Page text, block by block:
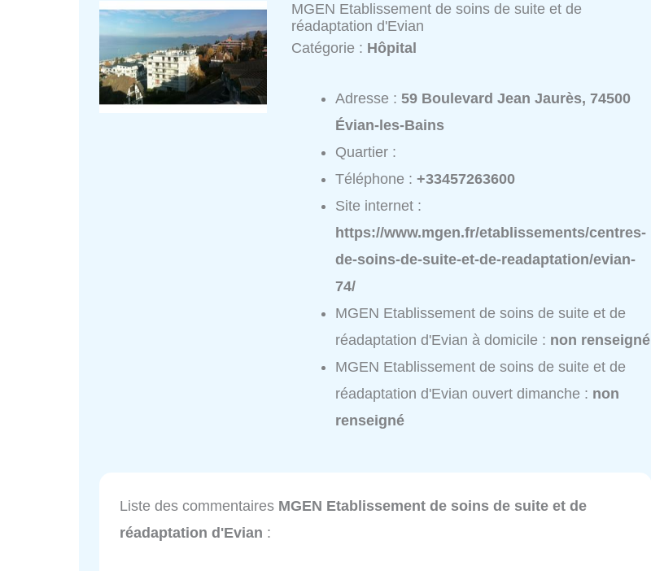
MGEN Etablissement de soins de suite et de
réadaptation d'Evian
Catégorie : Hôpital
Adresse :59 Boulevard Jean Jaurès, 74500
Évian-les-Bains
Quartier :
Téléphone :+33457263600
Site internet :
https://www.mgen.fr/etablissements/centres-
de-soins-de-suite-et-de-readaptation/evian-
74/
MGEN Etablissement de soins de suite et de
réadaptation d'Evian à domicile : non renseigné
MGEN Etablissement de soins de suite et de
réadaptation d'Evian ouvert dimanche : non
renseigné
Liste des commentaires MGEN Etablissement de soins de suite et de
réadaptation d'Evian :